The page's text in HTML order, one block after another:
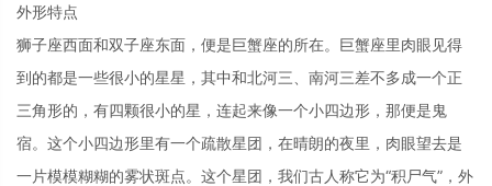
外形特点
狮子座西面和双子座东面，便是巨蟹座的所在。巨蟹座里肉眼见得
到的都是一些很小的星星，其中和北河三、南河三差不多成一个正
三角形的，有四颗很小的星，连起来像一个小四边形，那便是鬼
宿。这个小四边形里有一个疏散星团，在晴朗的夜里，肉眼望去是
一片模模糊糊的雾状斑点。这个星团，我们古人称它为“积尸气”，外